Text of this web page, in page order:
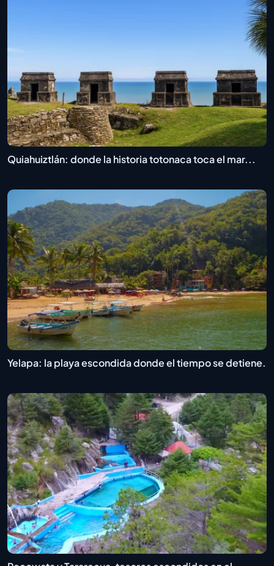
Quiahuiztlán: donde la historia totonaca toca el mar...
Yelapa: la playa escondida donde el tiempo se detiene.